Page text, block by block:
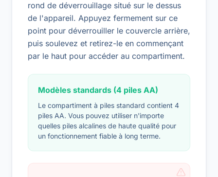
rond de déverrouillage situé sur le dessus
de l'appareil. Appuyez fermement sur ce
point pour déverrouiller le couvercle arrière,
puis soulevez et retirez-le en commençant
par le haut pour accéder au compartiment.
Modèles standards (4 piles AA)
Le compartiment à piles standard contient 4
piles AA. Vous pouvez utiliser n'importe
quelles piles alcalines de haute qualité pour
un fonctionnement fiable à long terme.